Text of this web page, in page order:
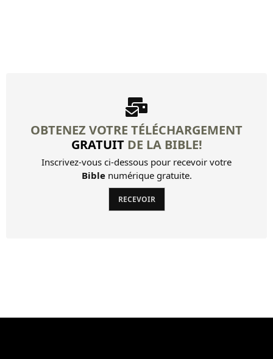
OBTENEZ VOTRE TÉLÉCHARGEMENT
GRATUITDE LA BIBLE!
Inscrivez-vous ci-dessous pour recevoir votre
Biblenumérique gratuite.
RECEVOIR